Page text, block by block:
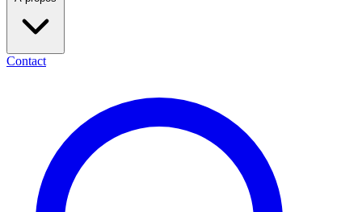
Contact